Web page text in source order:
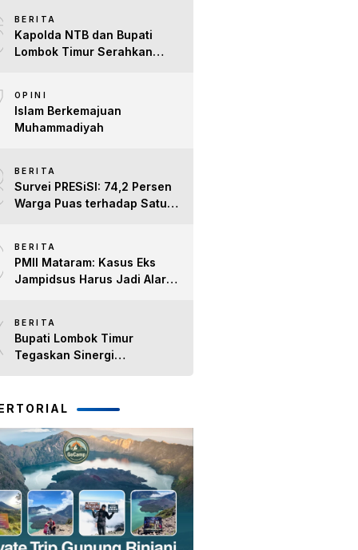
Terpenuhi
BERITA
Kapolda NTB dan Bupati
Lombok Timur Serahkan
Kepedulian Sosial
OPINI
Islam Berkemajuan
Muhammadiyah
BERITA
Survei PRESiSI: 74,2 Persen
Warga Puas terhadap Satu
BERITA
PMII Mataram: Kasus Eks
Jampidsus Harus Jadi Alarm
BERITA
Bupati Lombok Timur
Tegaskan Sinergi
dan Kapolres Lombok Timur